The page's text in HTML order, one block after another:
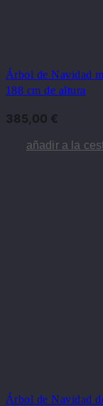
Árbol de Navidad
188 cm de altura
385,00 €
añadir a la
Árbol de Navidad